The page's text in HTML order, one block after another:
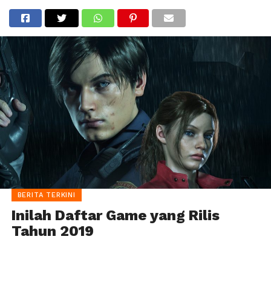
BERITA TERKINI
Inilah Daftar Game yang Rilis
Tahun 2019